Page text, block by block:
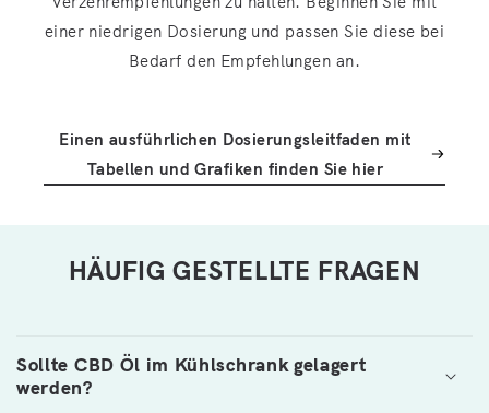
einer niedrigen Dosierung und passen Sie diese bei
Bedarf den Empfehlungen an.
Einen ausführlichen Dosierungsleitfaden mit
Tabellen und Grafiken finden Sie hier
HÄUFIG GESTELLTE FRAGEN
Sollte CBD Öl im Kühlschrank gelagert
werden?